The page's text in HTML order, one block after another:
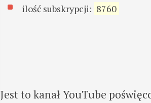
ilość subskrypcji: 8760
Jest to kanał YouTube